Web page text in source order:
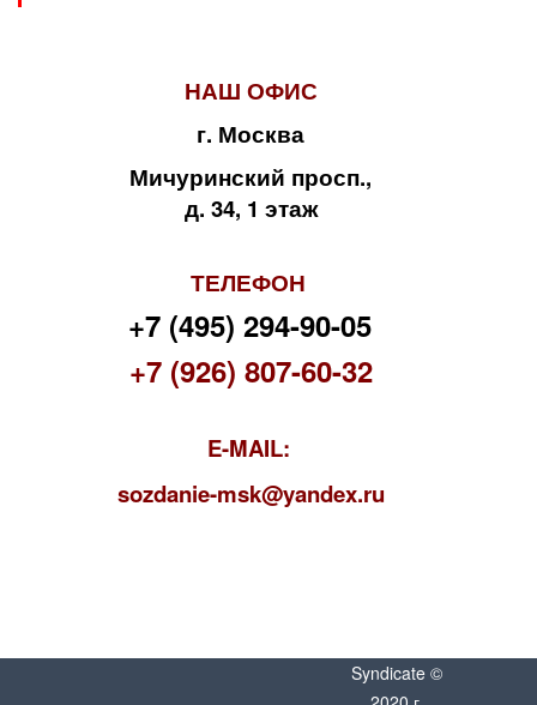
НАШ ОФИС
г. Москва
Мичуринский просп.,
д. 34, 1 этаж
ТЕЛЕФОН
+7 (495) 294-90-05
+7 (926) 807-60-32
E-MAIL:
sozdanie-msk@yandex.ru
Syndicate ©